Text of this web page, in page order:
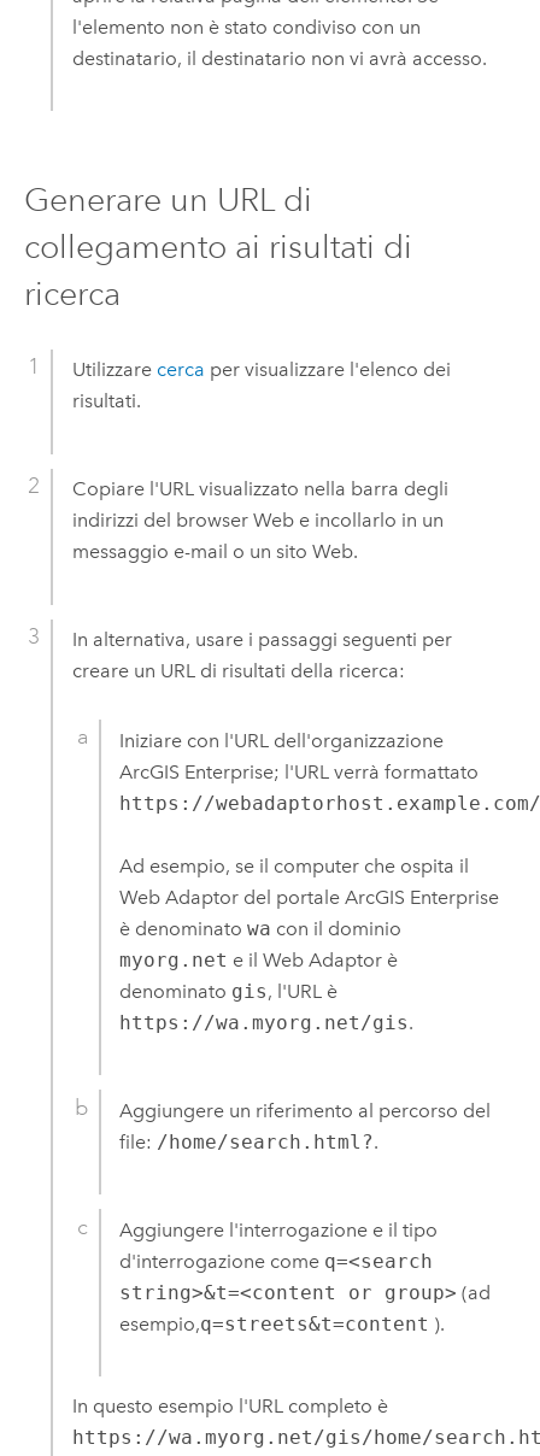
l'elemento non è stato condiviso con un
destinatario, il destinatario non vi avrà accesso.
Generare un URL di
collegamento ai risultati di
ricerca
Utilizzare cerca per visualizzare l'elenco dei
risultati.
Copiare l'URL visualizzato nella barra degli
indirizzi del browser Web e incollarlo in un
messaggio e-mail o un sito Web.
In alternativa, usare i passaggi seguenti per
creare un URL di risultati della ricerca:
Iniziare con l'URL dell'organizzazione
ArcGIS Enterprise; l'URL verrà formattato
https://webadaptorhost.example.com/
Ad esempio, se il computer che ospita il
Web Adaptor del portaleArcGIS Enterprise
è denominatowa con il dominio
myorg.net e il Web Adaptor è
denominato gis, l'URL è
https://wa.myorg.net/gis.
Aggiungere un riferimento al percorso del
file: /home/search.html?.
Aggiungere l'interrogazione e il tipo
d'interrogazione come q=<search
string>&t=<content or group> (ad
esempio,q=streets&t=content ).
In questo esempio l'URL completo è
https://wa.myorg.net/gis/home/